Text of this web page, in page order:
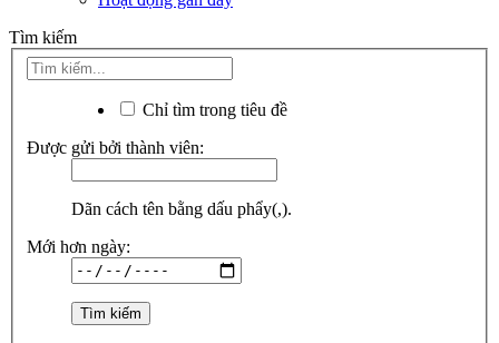
Tìm kiếm
Chỉ tìm trong tiêu đề
Được gửi bởi thành viên:
Dãn cách tên bằng dấu phẩy(,).
Mới hơn ngày: